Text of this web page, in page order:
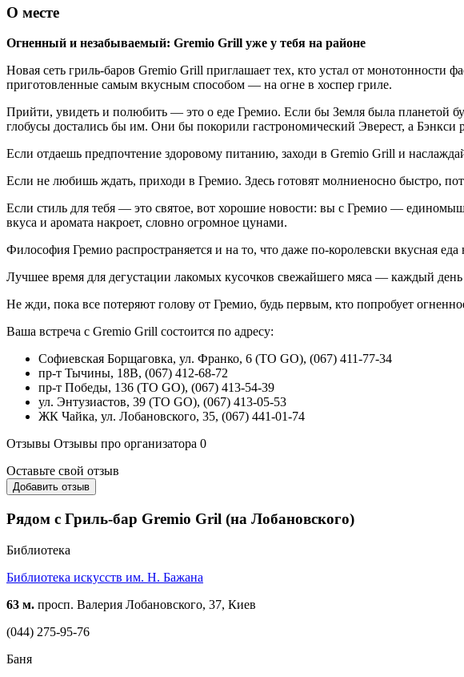
О месте
Огненный и незабываемый: Gremio Grill уже у тебя на районе
Новая сеть гриль-баров Gremio Grill приглашает тех, кто устал от монотонности
приготовленные самым вкусным способом — на огне в хоспер гриле.
Прийти, увидеть и полюбить — это о еде Гремио. Если бы Земля была планетой
глобусы достались бы им. Они бы покорили гастрономический Эверест, а Бэнкси
Если отдаешь предпочтение здоровому питанию, заходи в Gremio Grill и
Если не любишь ждать, приходи в Гремио. Здесь готовят молниеносно быстро,
Если стиль для тебя — это святое, вот хорошие новости: вы с Гремио —
вкуса и аромата накроет, словно огромное цунами.
Философия Гремио распространяется и на то, что даже по-королевски вкусная
Лучшее время для дегустации лакомых кусочков свежайшего мяса — каждый
Не жди, пока все потеряют голову от Гремио, будь первым, кто попробует
Ваша встреча с Gremio Grill состоится по адресу:
Софиевская Борщаговка, ул. Франко, 6 (TO GO), (067) 411-77-34
пр-т Тычины, 18В, (067) 412-68-72
пр-т Победы, 136 (TO GO), (067) 413-54-39
ул. Энтузиастов, 39 (TO GO), (067) 413-05-53
ЖК Чайка, ул. Лобановского, 35, (067) 441-01-74
Отзывы Отзывы про организатора 0
Оставьте свой отзыв
Добавить отзыв
Рядом с Гриль-бар Gremio Gril (на Лобановского)
Библиотека
Библиотека искусств им. Н. Бажана
63 м. просп. Валерия Лобановского, 37, Киев
(044) 275-95-76
Баня